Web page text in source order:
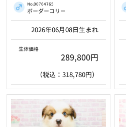
No.00764765
ボーダーコリー
2026年06月08日生まれ
生体価格
289,800円
（税込：318,780円）